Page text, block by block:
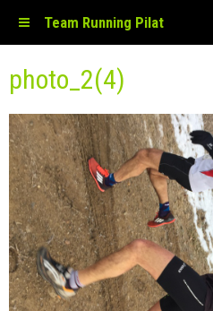
Team Running Pilat
photo_2(4)